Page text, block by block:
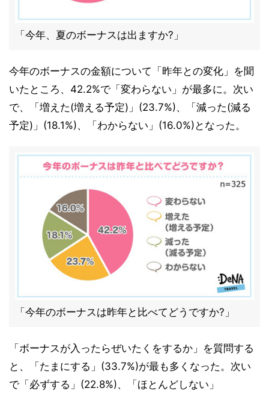
「今年、夏のボーナスは出ますか?」
今年のボーナスの金額について「昨年との変化」を聞
いたところ、42.2%で「変わらない」が最多に。次い
で、「増えた(増える予定)」(23.7%)、「減った(減る
予定)」(18.1%)、「わからない」(16.0%)となった。
「今年のボーナスは昨年と比べてどうですか?」
「ボーナスが入ったらぜいたくをするか」を質問する
と、「たまにする」(33.7%)が最も多くなった。次い
で「必ずする」(22.8%)、「ほとんどしない」